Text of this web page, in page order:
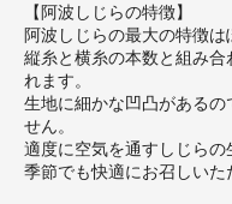
【阿波しじらの特徴】
阿波しじらの最大の特徴は
縦糸と横糸の本数と組み
れます。
生地に細かな凹凸がある
せん。
適度に空気を通すしじら
季節でも快適にお召しいた